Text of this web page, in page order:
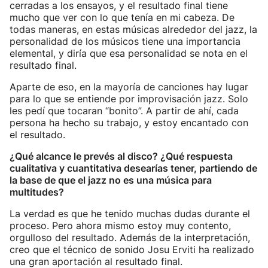
cerradas a los ensayos, y el resultado final tiene
mucho que ver con lo que tenía en mi cabeza. De
todas maneras, en estas músicas alrededor del jazz, la
personalidad de los músicos tiene una importancia
elemental, y diría que esa personalidad se nota en el
resultado final.
Aparte de eso, en la mayoría de canciones hay lugar
para lo que se entiende por improvisación jazz. Solo
les pedí que tocaran “bonito”. A partir de ahí, cada
persona ha hecho su trabajo, y estoy encantado con
el resultado.
¿Qué alcance le prevés al disco? ¿Qué respuesta
cualitativa y cuantitativa desearías tener, partiendo de
la base de que el jazz no es una música para
multitudes?
La verdad es que he tenido muchas dudas durante el
proceso. Pero ahora mismo estoy muy contento,
orgulloso del resultado. Además de la interpretación,
creo que el técnico de sonido Josu Erviti ha realizado
una gran aportación al resultado final.